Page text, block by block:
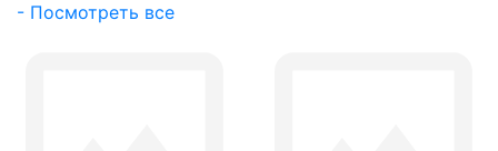
- Посмотреть все